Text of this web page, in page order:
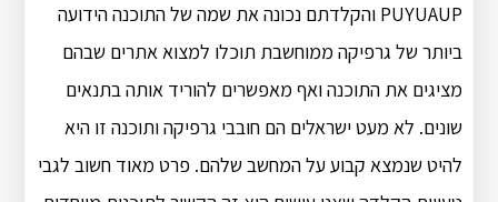
PUYUAUP והקלדתם נכונה את שמה של התוכנה הידועה
ביותר של גרפיקה ממוחשבת תוכלו למצוא אתרים שבהם
מציגים את התוכנה ואף מאפשרים להוריד אותה בתנאים
שונים. לא מעט ישראלים הם חובבי גרפיקה ותוכנה זו היא
להיט שנמצא קבוע על המחשב שלהם. פרט מאוד חשוב לגבי